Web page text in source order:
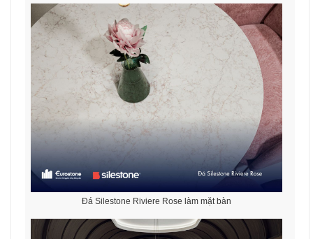
Đá Silestone Riviere Rose làm mặt bàn